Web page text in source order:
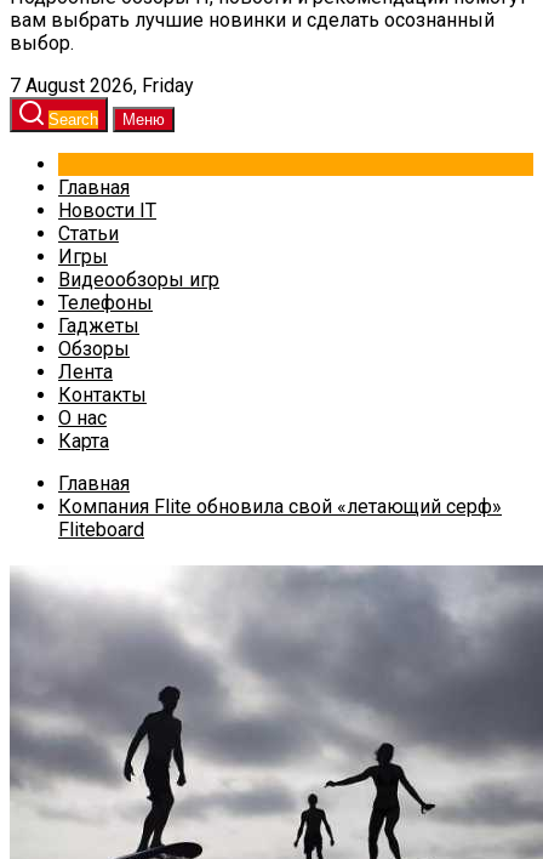
вам выбрать лучшие новинки и сделать осознанный
выбор.
7 August 2026, Friday
Search Меню
Главная
Новости IT
Статьи
Игры
Видеообзоры игр
Телефоны
Гаджеты
Обзоры
Лента
Контакты
О нас
Карта
Главная
Компания Flite обновила свой «летающий серф»
Fliteboard